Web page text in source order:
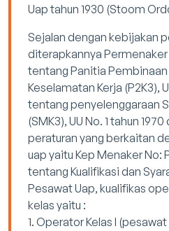
Uap tahun 1930 (Stoom
Sejalan dengan kebijakan
diterapkannya Permenaker
tentang Panitia
Keselamatan Kerja (P2K3),
tentang penyelenggaraan
(SMK3), UU No. 1 tahun
peraturan yang berkaitan
uap yaitu Kep Menaker No:
tentang Kualifikasi dan
Pesawat Uap, kualifikas
kelas yaitu :
1. Operator Kelas I